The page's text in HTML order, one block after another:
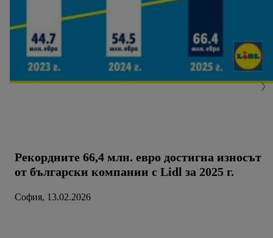
Рекордните 66,4 млн. евро достигна износът
от български компании с Lidl за 2025 г.
София, 13.02.2026